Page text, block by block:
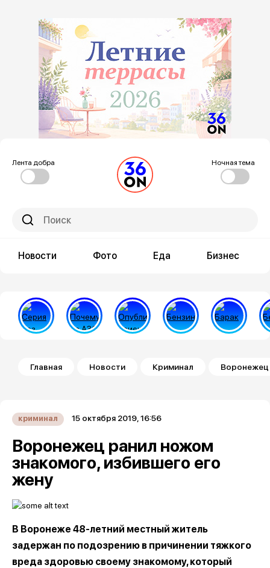
Лента добра Ночная тема
Новости Фото Еда Бизнес
Строка навигации
Главная Новости Криминал Воронежец
криминал 15 октября 2019, 16:56
Воронежец ранил ножом
знакомого, избившего его
жену
В Воронеже 48-летний местный житель
задержан по подозрению в причинении тяжкого
вреда здоровью своему знакомому, который